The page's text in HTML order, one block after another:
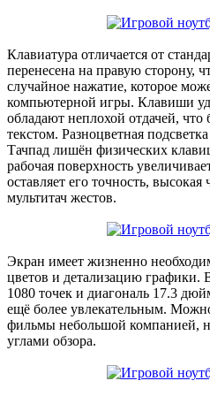
Клавиатура отличается от
перенесена на правую сторону,
случайное нажатие, которое
компьютерной игры. Клавиши
обладают неплохой отдачей, что
текстом. Разноцветная
Тачпад лишён физических
рабочая поверхность
оставляет его точность,
мультитач жестов.
Экран имеет жизненно
цветов и детализацию графики.
1080 точек и диагональ 17.3
ещё более увлекательным.
фильмы небольшой компанией,
углами обзора.